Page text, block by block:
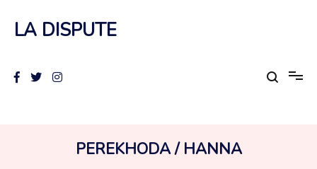
contenu
LA DISPUTE
AUTEUR :
PEREKHODA / HANNA